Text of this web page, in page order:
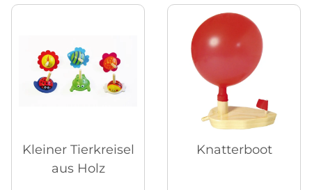
Kleiner Tierkreisel
aus Holz
Knatterboot